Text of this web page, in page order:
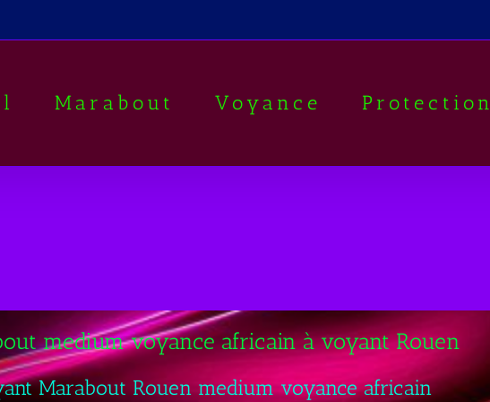
Marabout Voyance Protection
medium voyance africain à voyant Rouen
Marabout Rouen medium voyance africain